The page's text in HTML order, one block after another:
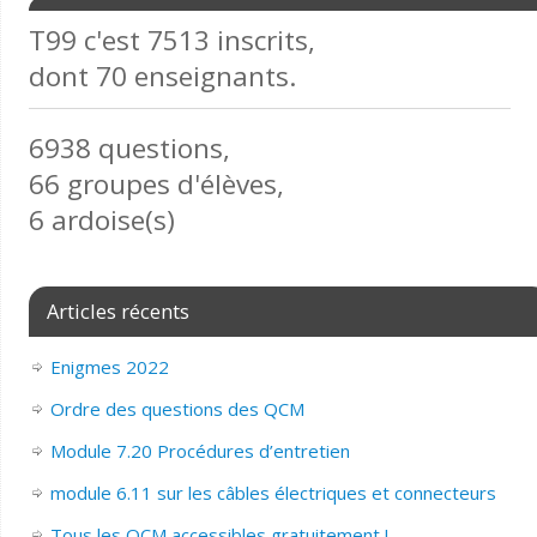
T99 c'est 7513 inscrits,
dont 70 enseignants.
6938 questions,
66 groupes d'élèves,
6 ardoise(s)
Articles récents
Enigmes 2022
Ordre des questions des QCM
Module 7.20 Procédures d’entretien
module 6.11 sur les câbles électriques et connecteurs